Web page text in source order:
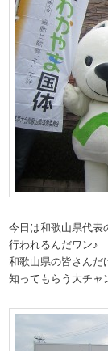
今日は和歌山県代表
行われるんだワン♪
和歌山県の皆さんだ
知ってもらう大チ